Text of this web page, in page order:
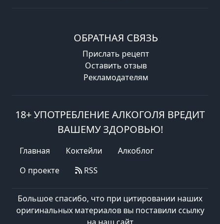
ОБРАТНАЯ СВЯЗЬ
Прислать рецепт
Оставить отзыв
Рекламодателям
18+ УПОТРЕБЛЕНИЕ АЛКОГОЛЯ ВРЕДИТ
ВАШЕМУ ЗДОРОВЬЮ!
Главная Коктейли
Алкоблог
О проекте
RSS
Большое спасибо, что при цитировании наших
оригинальных материалов вы поставили ссылку